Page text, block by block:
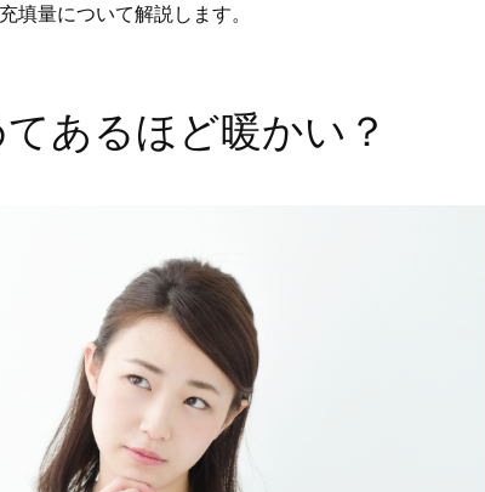
填量について解説します。
あるほど暖かい？